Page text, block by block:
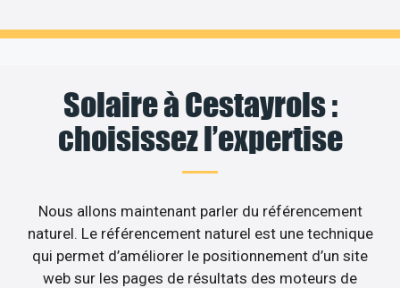
Solaire à Cestayrols :
choisissez l’expertise
Nous allons maintenant parler du référencement
naturel. Le référencement naturel est une technique
qui permet d’améliorer le positionnement d’un site
web sur les pages de résultats des moteurs de